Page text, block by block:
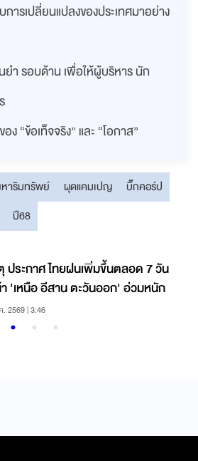
ารเปลี่ยนแปลงของประเทศมาอย่าง
ำ รอบด้าน เพื่อให้ผู้บริหาร นัก
“ข้อเท็จจริง” และ “โอกาส”
าริมทรัพย์ ผุดแคมเปญ
บิ๊กคอร์ป
ปี68
ประกาศ ไทยฝนเพิ่มขึ้นตลอด 7 วัน
ข้างหน้า 'เหนือ อีสาน ตะวันออก' อ่วมหนัก
2569 | 3:46